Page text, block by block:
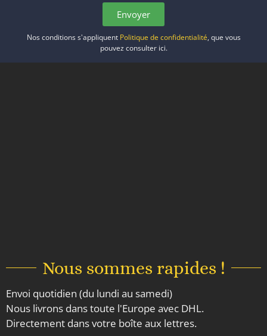
Envoyer
Nos conditions s'appliquent Politique de confidentialité, que vous
pouvez consulter ici.
Nous sommes rapides !
Envoi quotidien (du lundi au samedi)
Nous livrons dans toute l'Europe avec DHL.
Directement dans votre boîte aux lettres.